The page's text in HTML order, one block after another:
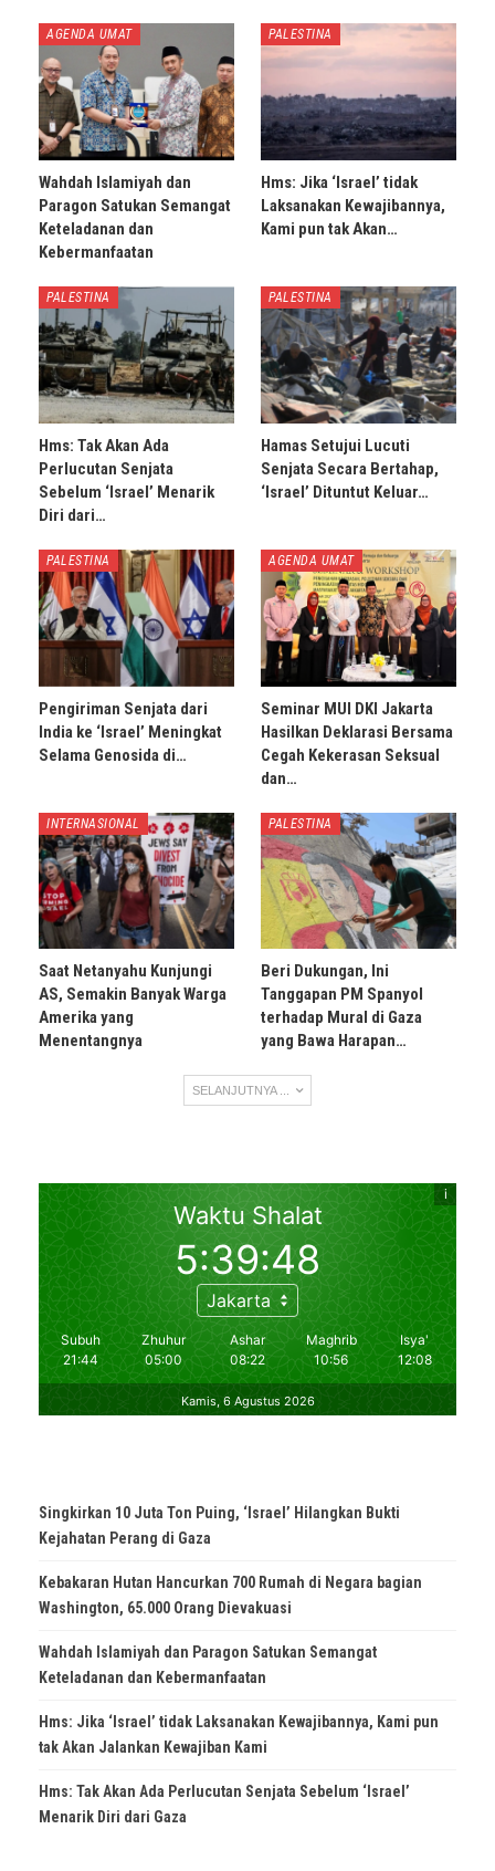
AGENDA UMAT
Wahdah Islamiyah dan
Paragon Satukan Semangat
Keteladanan dan
Kebermanfaatan
PALESTINA
Hms: Jika ‘Israel’ tidak
Laksanakan Kewajibannya,
Kami pun tak Akan…
PALESTINA
Hms: Tak Akan Ada
Perlucutan Senjata
Sebelum ‘Israel’ Menarik
Diri dari…
PALESTINA
Hamas Setujui Lucuti
Senjata Secara Bertahap,
‘Israel’ Dituntut Keluar…
PALESTINA
Pengiriman Senjata dari
India ke ‘Israel’ Meningkat
Selama Genosida di…
AGENDA UMAT
Seminar MUI DKI Jakarta
Hasilkan Deklarasi Bersama
Cegah Kekerasan Seksual
dan…
INTERNASIONAL
Saat Netanyahu Kunjungi
AS, Semakin Banyak Warga
Amerika yang
Menentangnya
PALESTINA
Beri Dukungan, Ini
Tanggapan PM Spanyol
terhadap Mural di Gaza
yang Bawa Harapan…
SELANJUTNYA ...
Singkirkan 10 Juta Ton Puing, ‘Israel’ Hilangkan Bukti
Kejahatan Perang di Gaza
Kebakaran Hutan Hancurkan 700 Rumah di Negara bagian
Washington, 65.000 Orang Dievakuasi
Wahdah Islamiyah dan Paragon Satukan Semangat
Keteladanan dan Kebermanfaatan
Hms: Jika ‘Israel’ tidak Laksanakan Kewajibannya, Kami pun
tak Akan Jalankan Kewajiban Kami
Hms: Tak Akan Ada Perlucutan Senjata Sebelum ‘Israel’
Menarik Diri dari Gaza